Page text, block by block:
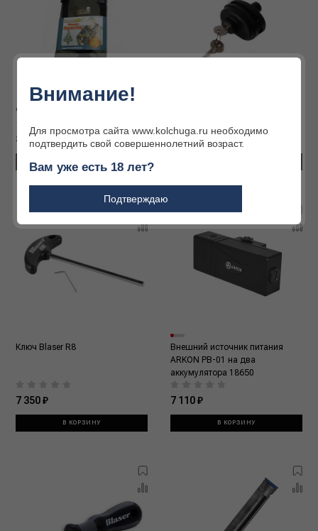
Чехол для чучел HS 00253
8 000 ₽ 7 520 ₽
Ключ Blaser R8
7 350 ₽
В КОРЗИНУ
Внешний источник питания
ARKON PB-01 на два
аккумулятора 18650
7 110 ₽
В КОРЗИНУ
Внимание!
Для просмотра сайта www.kolchuga.ru необходимо
подтвердить свой совершеннолетний возраст.
Вам уже есть 18 лет?
Подтверждаю